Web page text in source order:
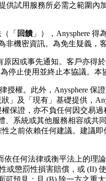
供試用服務所必需之範圍
「 回饋」），Anysphere 得
機密資訊。為免生疑義，
因或事先通知。客戶亦得
止使用並終止本協議。本
權。此外，Anysphere
及「現有」基礎提供，
保證，亦不負任何因交易
系統或其他服務相容或共
之前依賴任何建議。建議
任何法律或衡平法上的理
懲罰性損害賠償，或 (II)